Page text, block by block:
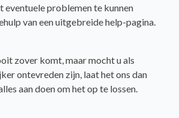
eventuele problemen te kunnen
van een uitgebreide help-pagina.
zover komt, maar mocht u als
ontevreden zijn, laat het ons dan
aan doen om het op te lossen.